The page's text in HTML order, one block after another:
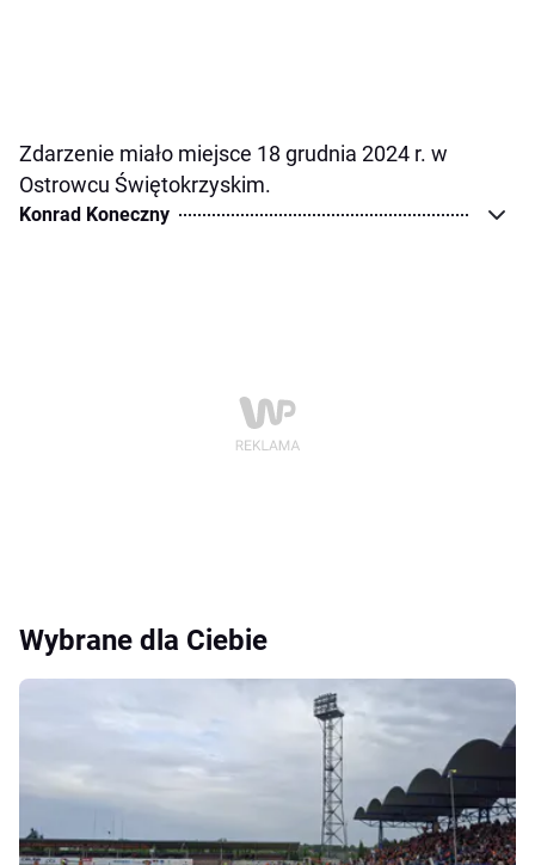
Zdarzenie miało miejsce 18 grudnia 2024 r. w
Ostrowcu Świętokrzyskim.
Konrad Koneczny
Wybrane dla Ciebie